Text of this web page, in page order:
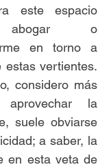
este espacio
o
en torno a
estas vertientes.
considero más
aprovechar la
suele obviarse
a saber, la
en esta veta de